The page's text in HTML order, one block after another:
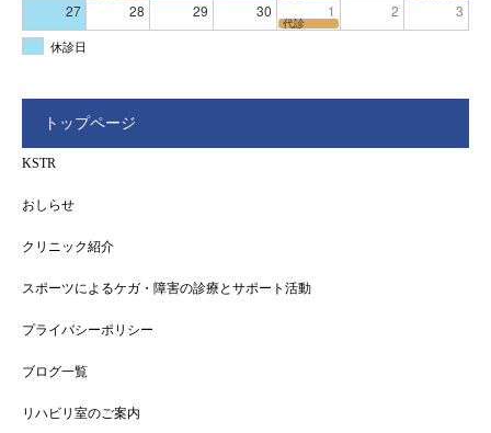
27 28 29 30 1 2 3
代診
休診日
トップページ
KSTR
おしらせ
クリニック紹介
スポーツによるケガ・障害の診療とサポート活動
プライバシーポリシー
ブログ一覧
リハビリ室のご案内